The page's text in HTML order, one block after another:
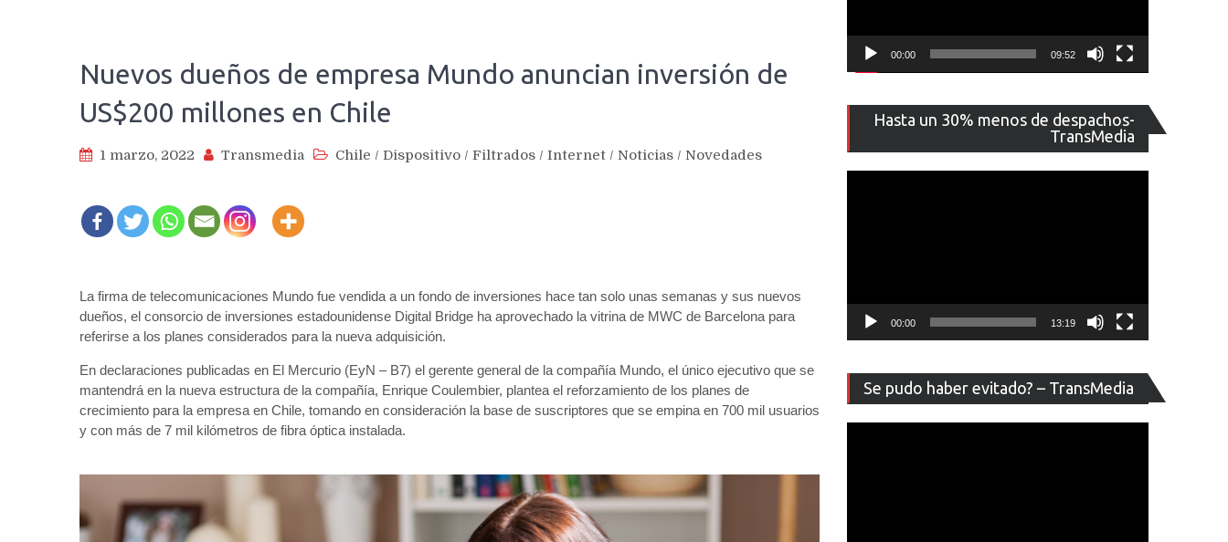
Nuevos dueños de empresa Mundo anuncian inversión de
US$200 millones en Chile
1 marzo, 2022 Transmedia Chile / Dispositivo / Filtrados / Internet / Noticias / Novedades
La firma de telecomunicaciones Mundo fue vendida a un fondo de inversiones hace tan solo unas semanas y sus nuevos
dueños, el consorcio de inversiones estadounidense Digital Bridge ha aprovechado la vitrina de MWC de Barcelona para
referirse a los planes considerados para la nueva adquisición.
En declaraciones publicadas en El Mercurio (EyN – B7) el gerente general de la compañía Mundo, el único ejecutivo que se
mantendrá en la nueva estructura de la compañía, Enrique Coulembier, plantea el reforzamiento de los planes de
crecimiento para la empresa en Chile, tomando en consideración la base de suscriptores que se empina en 700 mil usuarios
y con más de 7 mil kilómetros de fibra óptica instalada.
00:00 09:52
Hasta un 30% menos de despachos-
TransMedia
de
vídeo
00:00 13:19
Se pudo haber evitado? – TransMedia
de
vídeo